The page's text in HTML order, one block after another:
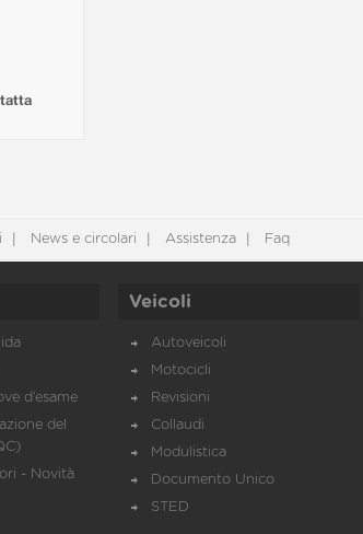
News e circolari Assistenza Faq
d’esame
del
- Novità
Veicoli
Autoveicoli
Motocicli
Revisioni
Collaudi
Modulistica
Documento Unico
STED